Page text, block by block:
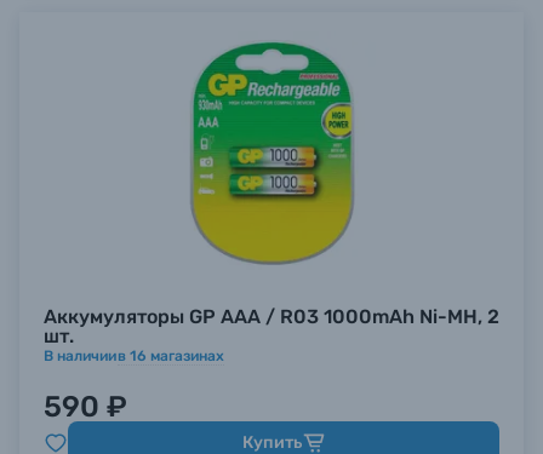
Аккумуляторы GP AAA / R03 1000mAh Ni-MH, 2
шт.
В наличиив 16 магазинах
590 ₽
Купить